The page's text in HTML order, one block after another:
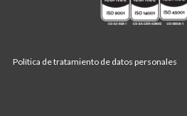
Política de tratamiento de datos personales